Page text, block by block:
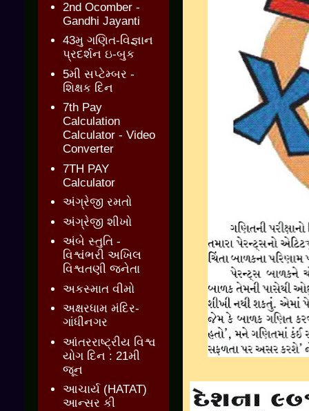
2nd Ocomber -
Gandhi Jayanti
43મુ ગણિત-વિજ્ઞાન
પ્રદર્શન ઇ-બુક
5મી સપ્ટેમ્બર -
શિક્ષક દિન
7th Pay
Calculation
Calculator - Video
Converter
7TH PAY
Calculator
અંગ્રેજી રમતો
અંગ્રેજી શીખો
અંબે સ્તુતિ -
વિશ્વંભરી અખિલ
વિશ્વતણી જનેતા
અકસ્માત વીમો
અક્ષરધામ મંદિર-
ગાંધીનગર
આંતરરાષ્ટ્રીય વિશ્વ
યોગ દિન : 21મી
જૂન
આચાર્ય (HATAT)
આન્સર કી